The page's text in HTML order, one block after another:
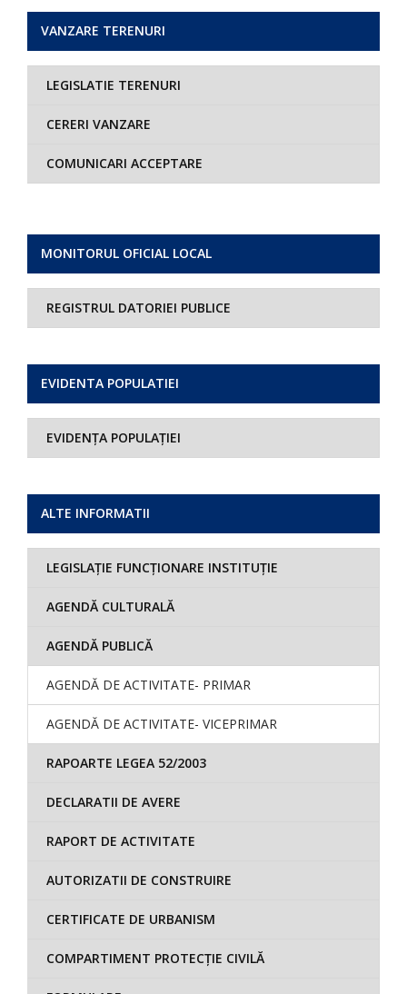
MONITORUL OFICIAL LOCAL
REGISTRUL DATORIEI PUBLICE
EVIDENTA POPULATIEI
EVIDENȚA POPULAȚIEI
ALTE INFORMATII
LEGISLAȚIE FUNCȚIONARE INSTITUȚIE
AGENDĂ CULTURALĂ
AGENDĂ PUBLICĂ
AGENDĂ DE ACTIVITATE- PRIMAR
AGENDĂ DE ACTIVITATE- VICEPRIMAR
RAPOARTE LEGEA 52/2003
DECLARATII DE AVERE
RAPORT DE ACTIVITATE
AUTORIZATII DE CONSTRUIRE
CERTIFICATE DE URBANISM
COMPARTIMENT PROTECȚIE CIVILĂ
VANZARE TERENURI
LEGISLATIE TERENURI
CERERI VANZARE
COMUNICARI ACCEPTARE